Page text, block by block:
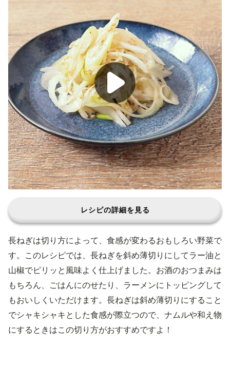
レシピの詳細を見る
長ねぎは切り方によって、食感が変わるおもしろい野菜で
す。このレシピでは、長ねぎを斜め薄切りにしてラー油と
山椒でピリッと風味よく仕上げました。お酒のおつまみは
もちろん、ごはんにのせたり、ラーメンにトッピングして
もおいしくいただけます。長ねぎは斜め薄切りにすること
でシャキシャキとした食感が際立つので、ナムルや和え物
にするときはこの切り方がおすすめですよ！